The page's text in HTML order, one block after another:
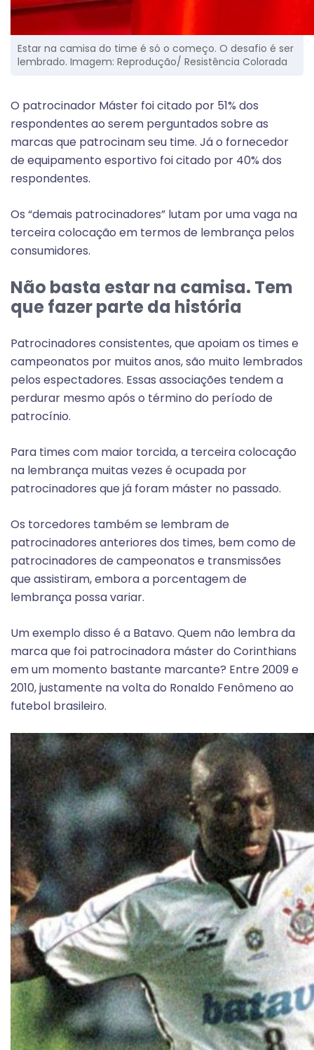
Estar na camisa do time é só o começo. O desafio é ser
lembrado. Imagem: Reprodução/ Resistência Colorada
O patrocinador Máster foi citado por 51% dos
respondentes ao serem perguntados sobre as
marcas que patrocinam seu time. Já o fornecedor
de equipamento esportivo foi citado por 40% dos
respondentes.
Os “demais patrocinadores” lutam por uma vaga na
terceira colocação em termos de lembrança pelos
consumidores.
Não basta estar na camisa. Tem
que fazer parte da história
Patrocinadores consistentes, que apoiam os times e
campeonatos por muitos anos, são muito lembrados
pelos espectadores. Essas associações tendem a
perdurar mesmo após o término do período de
patrocínio.
Para times com maior torcida, a terceira colocação
na lembrança muitas vezes é ocupada por
patrocinadores que já foram máster no passado.
Os torcedores também se lembram de
patrocinadores anteriores dos times, bem como de
patrocinadores de campeonatos e transmissões
que assistiram, embora a porcentagem de
lembrança possa variar.
Um exemplo disso é a Batavo. Quem não lembra da
marca que foi patrocinadora máster do Corinthians
em um momento bastante marcante? Entre 2009 e
2010, justamente na volta do Ronaldo Fenômeno ao
futebol brasileiro.